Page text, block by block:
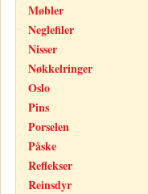
Møbler
Neglefiler
Nisser
Nøkkelringer
Oslo
Pins
Porselen
Påske
Reflekser
Reinsdyr